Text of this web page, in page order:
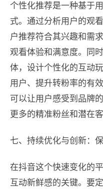
个性化推荐是一种基于
式。通过分析用户的观
户推荐符合其兴趣和需
观看体验和满意度。同
体，设计个性化的互动
用户、提升转粉率的有
可以让用户感受到品牌
更多的精准粉丝和潜在客
七、持续优化与创新：
在抖音这个快速变化的
互动新鲜感的关键。要